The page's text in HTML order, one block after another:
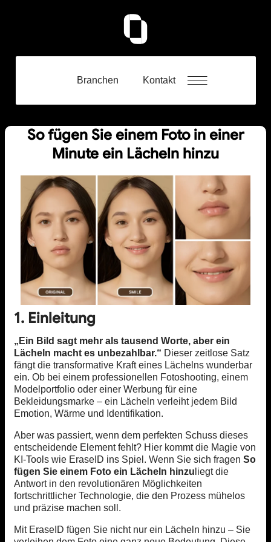
Branchen Kontakt
So fügen Sie einem Foto in einer
Minute ein Lächeln hinzu
1. Einleitung
„Ein Bild sagt mehr als tausend Worte, aber ein
Lächeln macht es unbezahlbar.“ Dieser zeitlose Satz
fängt die transformative Kraft eines Lächelns wunderbar
ein. Ob bei einem professionellen Fotoshooting, einem
Modelportfolio oder einer Werbung für eine
Bekleidungsmarke – ein Lächeln verleiht jedem Bild
Emotion, Wärme und Identifikation.
Aber was passiert, wenn dem perfekten Schuss dieses
entscheidende Element fehlt? Hier kommt die Magie von
KI-Tools wie EraseID ins Spiel. Wenn Sie sich fragen So
fügen Sie einem Foto ein Lächeln hinzu liegt die
Antwort in den revolutionären Möglichkeiten
fortschrittlicher Technologie, die den Prozess mühelos
und präzise machen soll.
Mit EraseID fügen Sie nicht nur ein Lächeln hinzu – Sie